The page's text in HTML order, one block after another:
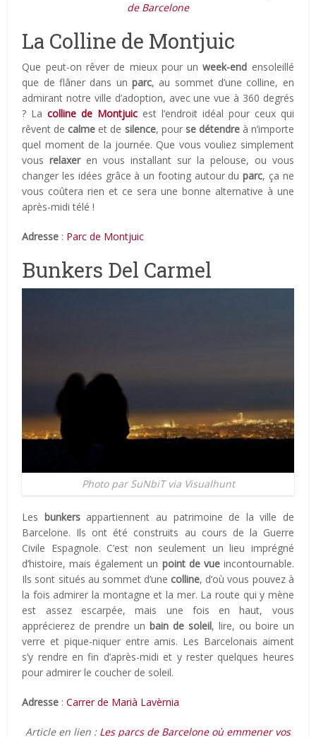
de Barcelone
La Colline de Montjuic
Que peut-on rêver de mieux pour unweek-end ensoleillé
que de flâner dans un parc, au sommet d’une colline, en
admirant notre ville d’adoption, avec une vue à 360 ​​degrés
? La colline de Montjuic est l’endroit idéal pour ceux qui
rêvent de calme et de silence, pour se détendreà n’importe
quel moment de la journée. Que vous vouliez simplement
vousrelaxeren vous installant sur la pelouse, ou vous
changer les idées grâce à un footing autour duparc, ça ne
vous coûtera rien et ce sera une bonne alternative à une
après-midi télé !
Adresse : Parc de Montjuic
Bunkers Del Carmel
Photo par SuNbiT via Visualhunt
Les bunkersappartiennent au patrimoine de la ville de
Barcelone. Ils ont été construits au cours de la Guerre
Civile Espagnole. C’est non seulement un lieu imprégné
d’histoire, mais également un point de vueincontournable.
Ils sont situés au sommet d’une colline, d’où vous pouvez à
la fois admirer la montagne et la mer. La route qui y mène
est assez escarpée, mais une fois en haut, vous
apprécierez de prendre unbain de soleil, lire, ou boire un
verre et pique-niquer entre amis. Les Barcelonais aiment
s’y rendre en fin d’après-midi et y rester quelques heures
pour admirer le coucher de soleil.
Adresse :Carrer de Marià Lavèrnia
Article en lien : Les parcs de Barcelone où emmener vos